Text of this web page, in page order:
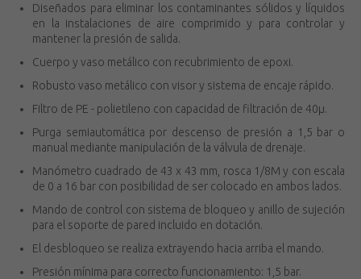
Diseñados para eliminar los contaminantes sólidos y líquidos
en la instalaciones de aire comprimido y para controlar y
mantener la presión de salida.
Cuerpo y vaso metálico con recubrimiento de epoxi.
Robusto vaso metálico con visor y sistema de encaje rápido.
Filtro de PE - polietileno con capacidad de filtración de 40μ.
Purga semiautomática por descenso de presión a 1,5 bar o
manual mediante manipulación de la válvula de drenaje.
Manómetro cuadrado de 43 x 43 mm, rosca 1/8M y con escala
de 0 a 16 bar con posibilidad de ser colocado en ambos lados.
Mando de control con sistema de bloqueo y anillo de sujeción
para el soporte de pared incluido en dotación.
El desbloqueo se realiza extrayendo hacia arriba el mando.
Presión mínima para correcto funcionamiento: 1,5 bar.